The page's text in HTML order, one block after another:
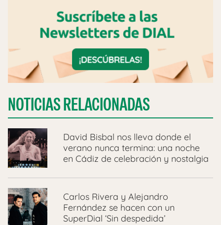
NOTICIAS RELACIONADAS
David Bisbal nos lleva donde el
verano nunca termina: una noche
en Cádiz de celebración y nostalgia
Carlos Rivera y Alejandro
Fernández se hacen con un
SuperDial ‘Sin despedida’